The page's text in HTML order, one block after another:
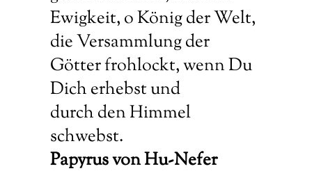
Ewigkeit, o König der Welt,
die Versammlung der
Götter frohlockt, wenn Du
Dich erhebst und
durch den Himmel
schwebst.
Papyrus von Hu-Nefer